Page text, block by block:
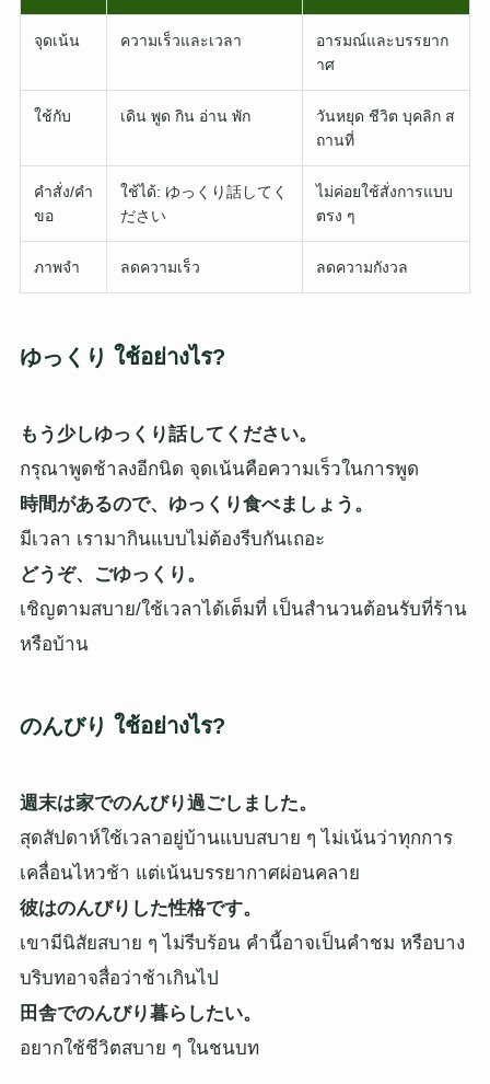
จุดเน้น ความเร็วและเวลา
อารมณ์และบรรยาก
าศ
ใช้กับ เดิน พูด กิน อ่าน พัก
วันหยุด ชีวิต บุคลิก ส
ถานที่
คำสั่ง/คำ
ขอ
ใช้ได้: ゆっくり話してく
ださい
ไม่ค่อยใช้สั่งการแบบ
ตรง ๆ
ภาพจำ ลดความเร็ว ลดความกังวล
ゆっくり ใช้อย่างไร?
もう少しゆっくり話してください。
กรุณาพูดช้าลงอีกนิด จุดเน้นคือความเร็วในการพูด
時間があるので、ゆっくり食べましょう。
มีเวลา เรามากินแบบไม่ต้องรีบกันเถอะ
どうぞ、ごゆっくり。
เชิญตามสบาย/ใช้เวลาได้เต็มที่ เป็นสำนวนต้อนรับที่ร้าน
หรือบ้าน
のんびり ใช้อย่างไร?
週末は家でのんびり過ごしました。
สุดสัปดาห์ใช้เวลาอยู่บ้านแบบสบาย ๆ ไม่เน้นว่าทุกการ
เคลื่อนไหวช้า แต่เน้นบรรยากาศผ่อนคลาย
彼はのんびりした性格です。
เขามีนิสัยสบาย ๆ ไม่รีบร้อน คำนี้อาจเป็นคำชม หรือบาง
บริบทอาจสื่อว่าช้าเกินไป
田舎でのんびり暮らしたい。
อยากใช้ชีวิตสบาย ๆ ในชนบท